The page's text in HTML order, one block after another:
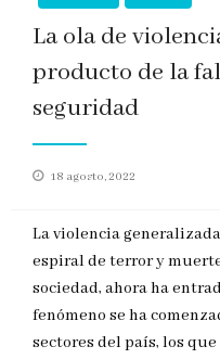
La ola de
producto de la
seguridad
Publicado
18 agosto, 2022
La violencia
espiral de terror y
sociedad, ahora ha
fenómeno se ha
sectores del país, los